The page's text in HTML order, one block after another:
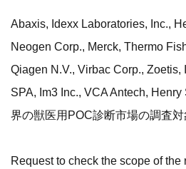
Abaxis, Idexx Laboratories, Inc.,
Neogen Corp., Merck, Thermo
Qiagen N.V., Virbac Corp., Zoetis,
SPA, Im3 Inc., VCA Antech,
界の獣医用POC診断市場の調査対
Request to check the scope of the